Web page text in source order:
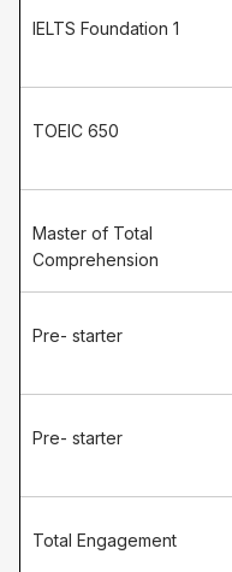
IELTS Foundation 1
TOEIC 650
Master of Total
Comprehension
Pre- starter
Pre- starter
Total Engagement